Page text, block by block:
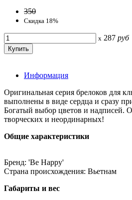
350
Скидка 18%
x 287 руб
Информация
Оригинальная серия брелоков для
выполнены в виде сердца и сразу
Богатый выбор цветов и надписей.
творческих и неординарных!
Общие характеристики
Бренд: 'Be Happy'
Страна происхождения: Вьетнам
Габариты и вес